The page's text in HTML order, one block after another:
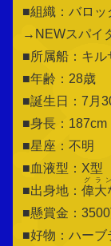
■組織：バロッ
→NEWスパイ
■所属船：キル
■年齢：28歳
■誕生日：7月
■身長：187cm
■星座：不明
■血液型：X型
■出身地： 偉大
グラ
■懸賞金：
■好物：ハーブ